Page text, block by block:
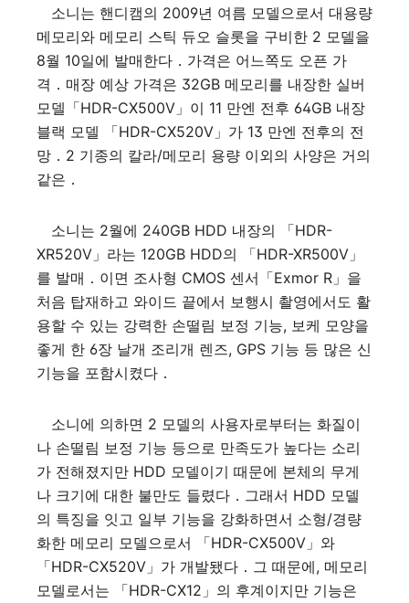
소니는 핸디캠의 2009년 여름 모델으로서 대용량
메모리와 메모리 스틱 듀오 슬롯을 구비한 2 모델을
8월 10일에 발매한다．가격은 어느쪽도 오픈 가
격．매장 예상 가격은 32GB 메모리를 내장한 실버
모델「HDR-CX500V」이 11 만엔 전후 64GB 내장
블랙 모델 「HDR-CX520V」가 13 만엔 전후의 전
망．2 기종의 칼라/메모리 용량 이외의 사양은 거의
같은．
소니는 2월에 240GB HDD 내장의 「HDR-
XR520V」라는 120GB HDD의 「HDR-XR500V」
를 발매．이면 조사형 CMOS 센서「Exmor R」을
처음 탑재하고 와이드 끝에서 보행시 촬영에서도 활
용할 수 있는 강력한 손떨림 보정 기능, 보케 모양을
좋게 한 6장 날개 조리개 렌즈, GPS 기능 등 많은 신
기능을 포함시켰다．
소니에 의하면 2 모델의 사용자로부터는 화질이
나 손떨림 보정 기능 등으로 만족도가 높다는 소리
가 전해졌지만 HDD 모델이기 때문에 본체의 무게
나 크기에 대한 불만도 들렸다．그래서 HDD 모델
의 특징을 잇고 일부 기능을 강화하면서 소형/경량
화한 메모리 모델으로서 「HDR-CX500V」와
「HDR-CX520V」가 개발됐다．그 때문에, 메모리
모델로서는 「HDR-CX12」의 후계이지만 기능은